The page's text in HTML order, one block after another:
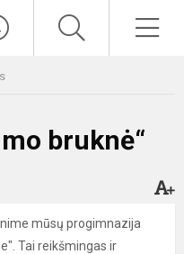
bruknė“
mūsų progimnazija
Tai reikšmingas ir